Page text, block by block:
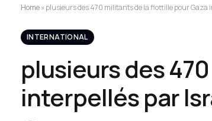
Home»plusieurs des 470 militants de la flottille pour Gaza
INTERNATIONAL
plusieurs des
interpellés par